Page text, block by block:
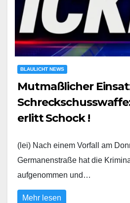
BLAULICHT NEWS
Mutmaßlicher
erlitt Schock !
(lei) Nach einem Vorfall am
Germanenstraße hat die
aufgenommen und…
Mehr lesen